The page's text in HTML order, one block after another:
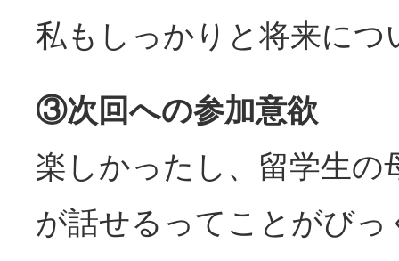
私もしっかりと将来に
③次回への参加意欲
楽しかったし、留学生の
が話せるってことがび